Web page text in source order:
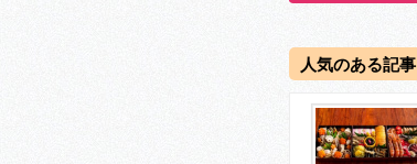
人気のある記事